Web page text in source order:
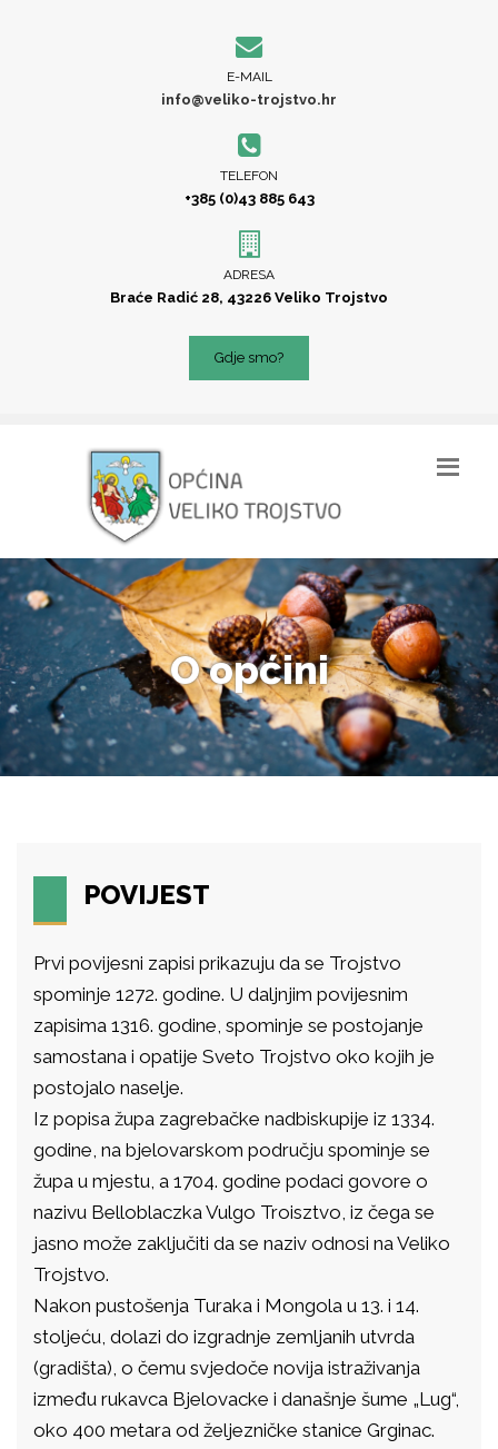
E-MAIL
info@veliko-trojstvo.hr
TELEFON
+385 (0)43 885 643
ADRESA
Braće Radić 28, 43226 Veliko Trojstvo
Gdje smo?
O općini
POVIJEST
Prvi povijesni zapisi prikazuju da se Trojstvo
spominje 1272. godine. U daljnjim povijesnim
zapisima 1316. godine, spominje se postojanje
samostana i opatije Sveto Trojstvo oko kojih je
postojalo naselje.
Iz popisa župa zagrebačke nadbiskupije iz 1334.
godine, na bjelovarskom području spominje se
župa u mjestu, a 1704. godine podaci govore o
nazivu Belloblaczka Vulgo Troisztvo, iz čega se
jasno može zaključiti da se naziv odnosi na Veliko
Trojstvo.
Nakon pustošenja Turaka i Mongola u 13. i 14.
stoljeću, dolazi do izgradnje zemljanih utvrda
(gradišta), o čemu svjedoče novija istraživanja
između rukavca Bjelovacke i današnje šume „Lug“,
oko 400 metara od željezničke stanice Grginac.